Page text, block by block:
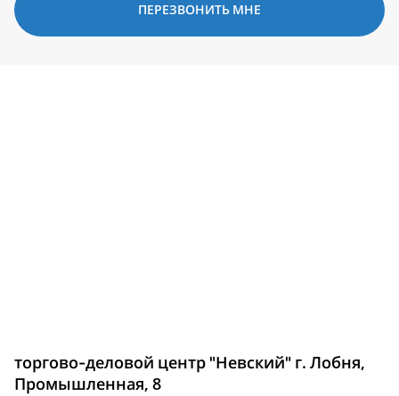
ПЕРЕЗВОНИТЬ МНЕ
торгово-деловой центр "Невский" г. Лобня,
Промышленная, 8